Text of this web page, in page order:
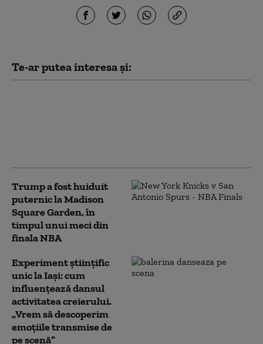
Te-ar putea interesa și:
Trump a fost huiduit
puternic la Madison
Square Garden, în
timpul unui meci din
finala NBA
Experiment științific
unic la Iași: cum
influențează dansul
activitatea creierului.
„Vrem să descoperim
emoțiile transmise de
pe scenă”